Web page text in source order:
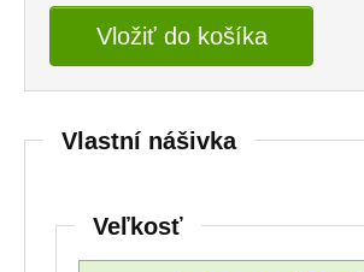
Vložiť do košíka
Vlastní nášivka
Veľkosť